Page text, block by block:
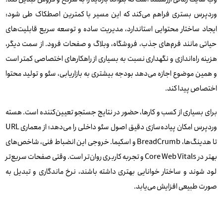
همچنین آموزش کار با پنل وردپرس در قالب ویدئو و فایل مستند ارائه
می‌گردد تا تیم داخلی بتواند محتوا را بدون نیاز به طراح ویرایش کند.
در صورت تمایل، پشتیبانی در کنار تیم مشتری باقی می‌ماند تا
توسعه‌های بعدی نیز با همان کیفیت ادامه پیدا کند.
تمام صفحات، متا‌تگ‌ها و Breadcrumbها برای هر زبان به‌ صورت
جداگانه تنظیم می‌شوند تا ساختار سایت در گوگل جهانی استاندارد
وردپرس بستری فراهم می‌کند که این مسیر با کمترین اصطکاک طی شود:
ایجاد ساختار محتوایی استاندارد، مدیریت ساده و توسعه سریع قابلیت‌های
حیاتی مانند فرم‌های جذب، فروشگاه، وبلاگ و صفحات فرود. از سمت دیگر،
هزینه راه‌اندازی و نگهداری نسبت به بسیاری از راهکارهای اختصاصی کمتر است
و همین موضوع اجازه می‌دهد بودجه بیشتری به بازاریابی، سئو و تولید محتوا
اختصاص پیدا کند.
برای بسیاری از کسب‌ و کارها، حضور در نتایج جستجو تعیین‌کننده است. هسته
وردپرس امکان پیاده‌سازی دقیق اصول سئو داخلی را می‌دهد؛ از معماری URL
تا هدینگ‌ها، BreadCrumb و اسکیما. خروجی این انضباط فنی، شاخص‌های
بهتر در Core Web Vitals و تجربه کاربری روان‌تر است. وقتی صفحات سریع‌تر
لود شوند و ساختار خوانایی بهتری داشته باشند، نرخ ماندگاری و تبدیل به‌
صورت طبیعی افزایش می‌یابد.